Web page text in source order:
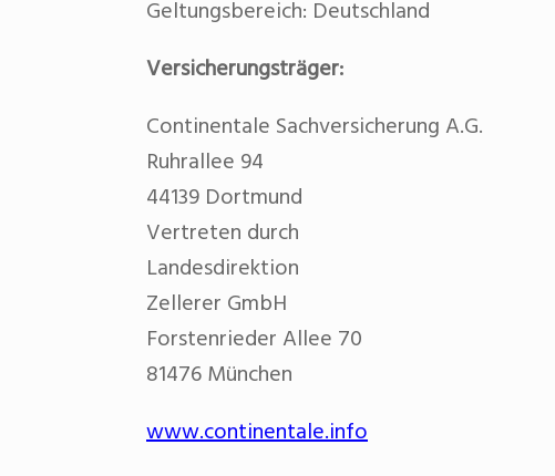
Geltungsbereich: Deutschland
Versicherungsträger:
Continentale Sachversicherung A.G.
Ruhrallee 94
44139 Dortmund
Vertreten durch
Landesdirektion
Zellerer GmbH
Forstenrieder Allee 70
81476 München
www.continentale.info